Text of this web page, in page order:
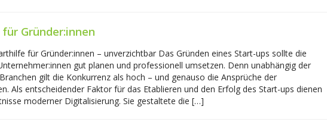
Gründer:innen
für Gründer:innen – unverzichtbar Das Gründen eines Start-ups sollte die
gut planen und professionell umsetzen. Denn unabhängig der
gilt die Konkurrenz als hoch – und genauso die Ansprüche der
Als entscheidender Faktor für das Etablieren und den Erfolg des Start-ups dienen
moderner Digitalisierung. Sie gestaltete die […]